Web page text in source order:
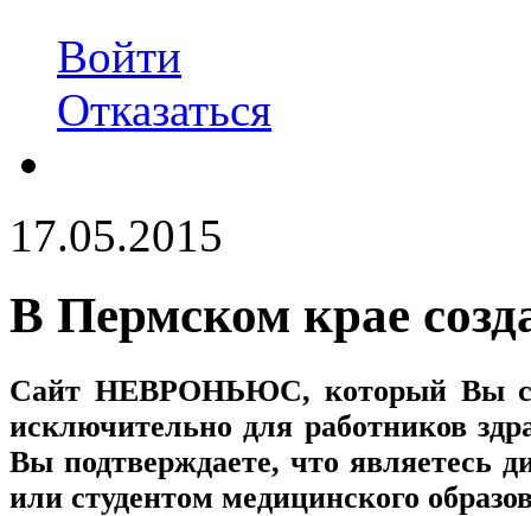
Войти
Отказаться
17.05.2015
В Пермском крае
Сайт НЕВРОНЬЮС, который Вы
исключительно для работников
Вы подтверждаете, что являетесь
или студентом медицинского